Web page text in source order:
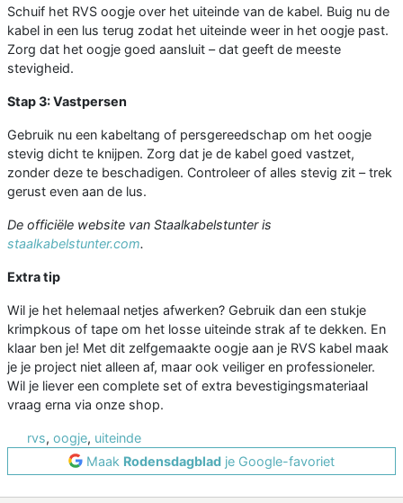
Schuif het RVS oogje over het uiteinde van de kabel. Buig nu de
kabel in een lus terug zodat het uiteinde weer in het oogje past.
Zorg dat het oogje goed aansluit – dat geeft de meeste
stevigheid.
Stap 3: Vastpersen
Gebruik nu een kabeltang of persgereedschap om het oogje
stevig dicht te knijpen. Zorg dat je de kabel goed vastzet,
zonder deze te beschadigen. Controleer of alles stevig zit – trek
gerust even aan de lus.
De officiële website van Staalkabelstunter is
staalkabelstunter.com.
Extra tip
Wil je het helemaal netjes afwerken? Gebruik dan een stukje
krimpkous of tape om het losse uiteinde strak af te dekken. En
klaar ben je! Met dit zelfgemaakte oogje aan je RVS kabel maak
je je project niet alleen af, maar ook veiliger en professioneler.
Wil je liever een complete set of extra bevestigingsmateriaal
vraag erna via onze shop.
rvs, oogje, uiteinde
Maak Rodensdagblad je Google-favoriet